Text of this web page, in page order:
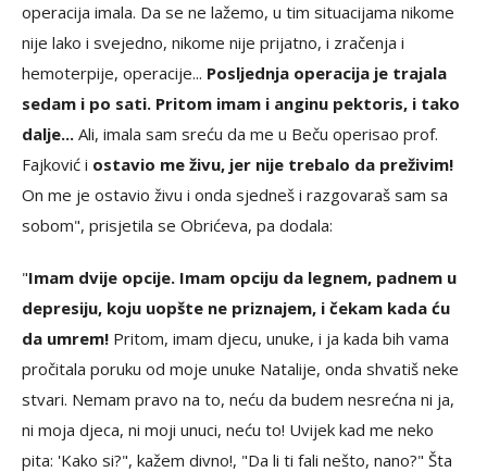
operacija imala. Da se ne lažemo, u tim situacijama nikome
nije lako i svejedno, nikome nije prijatno, i zračenja i
hemoterpije, operacije... Posljednja operacija je trajala
sedam i po sati. Pritom imam i anginu pektoris, i tako
dalje... Ali, imala sam sreću da me u Beču operisao prof.
Fajković i ostavio me živu, jer nije trebalo da preživim!
On me je ostavio živu i onda sjedneš i razgovaraš sam sa
sobom", prisjetila se Obrićeva, pa dodala:
"Imam dvije opcije. Imam opciju da legnem, padnem u
depresiju, koju uopšte ne priznajem, i čekam kada ću
da umrem! Pritom, imam djecu, unuke, i ja kada bih vama
pročitala poruku od moje unuke Natalije, onda shvatiš neke
stvari. Nemam pravo na to, neću da budem nesrećna ni ja,
ni moja djeca, ni moji unuci, neću to! Uvijek kad me neko
pita: 'Kako si?", kažem divno!, "Da li ti fali nešto, nano?" Šta